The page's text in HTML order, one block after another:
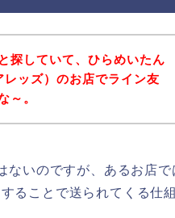
探していて、ひらめいたん
ッズ）のお店でライン友
～。
ないのですが、あるお店
ることで送られてくる仕